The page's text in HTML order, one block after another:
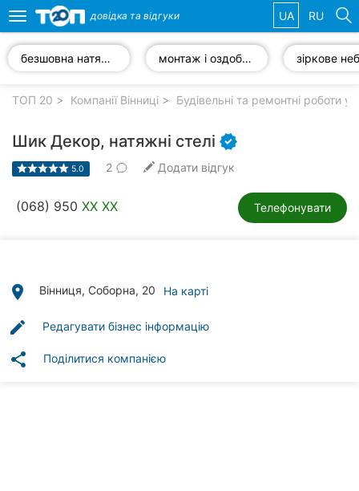
компанії
клініки
Автошколи
Toggle
navigation
довідка та відгуки UA RU
безшовна натяжна стеля монтаж і оздоблення стель зіркове
ТОП 20 Компанії Вінниці Будівельні та ремонтні роботи у
Шик Декор, натяжні стелі
5.0 2 Додати відгук
(068) 950 XX XX Телефонувати
place Вінниця, Соборна, 20 На карті
edit Редагувати бізнес інформацію
share Поділитися компанією